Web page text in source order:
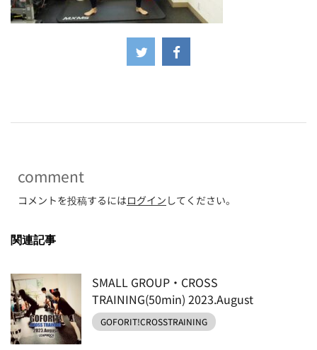
comment
コメントを投稿するにはログイン してください。
関連記事
SMALL GROUP・CROSS
TRAINING(50min) 2023.August
GOFORIT!CROSSTRAINING